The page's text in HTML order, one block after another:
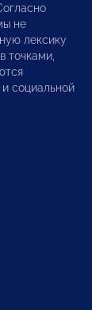
не
лексику
точками,
социальной